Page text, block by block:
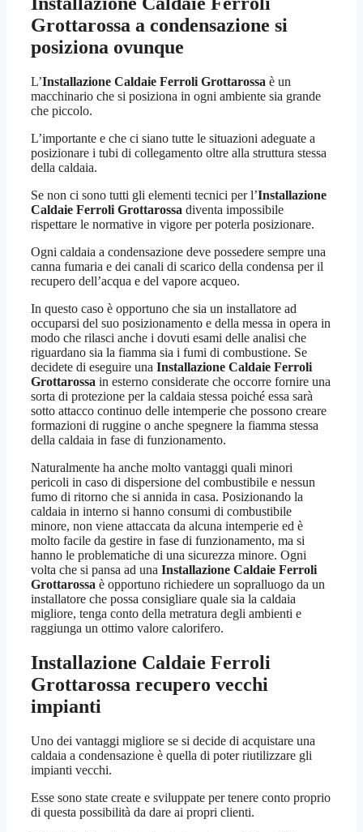
Grottarossa a condensazione si
posiziona ovunque
L’Installazione Caldaie Ferroli Grottarossa è un
macchinario che si posiziona in ogni ambiente sia grande
che piccolo.
L’importante e che ci siano tutte le situazioni adeguate a
posizionare i tubi di collegamento oltre alla struttura stessa
della caldaia.
Se non ci sono tutti gli elementi tecnici per l’Installazione
Caldaie Ferroli Grottarossa diventa impossibile
rispettare le normative in vigore per poterla posizionare.
Ogni caldaia a condensazione deve possedere sempre una
canna fumaria e dei canali di scarico della condensa per il
recupero dell’acqua e del vapore acqueo.
In questo caso è opportuno che sia un installatore ad
occuparsi del suo posizionamento e della messa in opera in
modo che rilasci anche i dovuti esami delle analisi che
riguardano sia la fiamma sia i fumi di combustione. Se
decidete di eseguire una Installazione Caldaie Ferroli
Grottarossa in esterno considerate che occorre fornire una
sorta di protezione per la caldaia stessa poiché essa sarà
sotto attacco continuo delle intemperie che possono creare
formazioni di ruggine o anche spegnere la fiamma stessa
della caldaia in fase di funzionamento.
Naturalmente ha anche molto vantaggi quali minori
pericoli in caso di dispersione del combustibile e nessun
fumo di ritorno che si annida in casa. Posizionando la
caldaia in interno si hanno consumi di combustibile
minore, non viene attaccata da alcuna intemperie ed è
molto facile da gestire in fase di funzionamento, ma si
hanno le problematiche di una sicurezza minore. Ogni
volta che si pansa ad una Installazione Caldaie Ferroli
Grottarossa è opportuno richiedere un sopralluogo da un
installatore che possa consigliare quale sia la caldaia
migliore, tenga conto della metratura degli ambienti e
raggiunga un ottimo valore calorifero.
Installazione Caldaie Ferroli
Grottarossa recupero vecchi
impianti
Uno dei vantaggi migliore se si decide di acquistare una
caldaia a condensazione è quella di poter riutilizzare gli
impianti vecchi.
Esse sono state create e sviluppate per tenere conto proprio
di questa possibilità da dare ai propri clienti.